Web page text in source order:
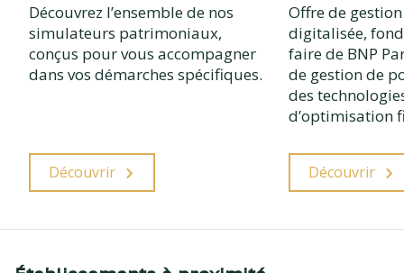
Découvrez l’ensemble de nos
simulateurs patrimoniaux,
conçus pour vous accompagner
dans vos démarches spécifiques.
Découvrir
Offre de
digitalisée,
faire de BNP
de gestion de
des
d’optimisation
Découvrir